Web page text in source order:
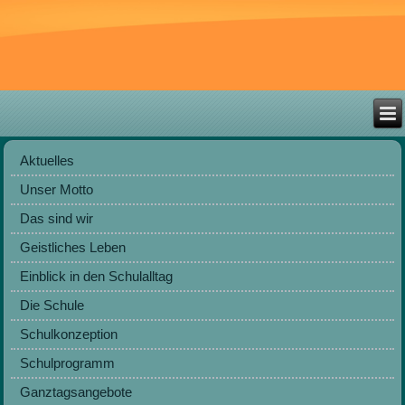
Aktuelles
Unser Motto
Das sind wir
Geistliches Leben
Einblick in den Schulalltag
Die Schule
Schulkonzeption
Schulprogramm
Ganztagsangebote